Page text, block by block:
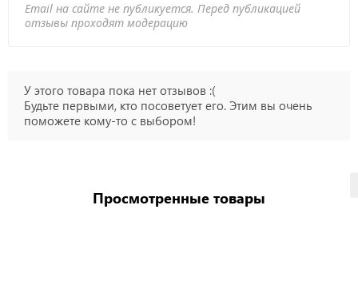
Email на сайте не публикуется. Перед публикацией
отзывы проходят модерацию
У этого товара пока нет отзывов :(
Будьте первыми, кто посоветует его. Этим вы очень
поможете кому-то с выбором!
Просмотренные товары